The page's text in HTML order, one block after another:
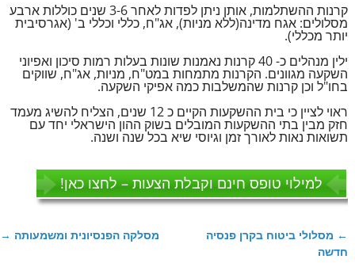
קרנות ההשתלמות, אותן ניתן לפדות לאחר 3-6 שנים כוללות ארבע
מסלולים: אגח מדינה(ללא מניות), אג"ח, כללי וכללי ב' (אגרסיבית
יותר מכללי).
ילין מנהלים כ- 40 קרנות נאמנות שונות בעלות רמות סיכון ואפיוני
השקעה מגוונים. הקרנות מתמחות במט"ח, מניות, אג"ח, שווקים
בחו"ל וכן קרנות שהמשלבות כמה אפיקי השקעה.
ראוי לציין כי בית ההשקעות הקיים כ 12 שנים, הצליח להשיג מעמד
חזק מבין בתי ההשקעות המובלים בשוק ההון הישראלי יחד עם
תשואות נאות לאורך זמן וגיוסי שיא בכל שנה ושנה.
למילוי טופס חינם וקבלת הצעות – לחצו כאן!
ניווט בפוסטים
← מסלולי ביטוח בקרן פנסיה
חדשה
מסלקה הפנסיונית ומשמעותה →